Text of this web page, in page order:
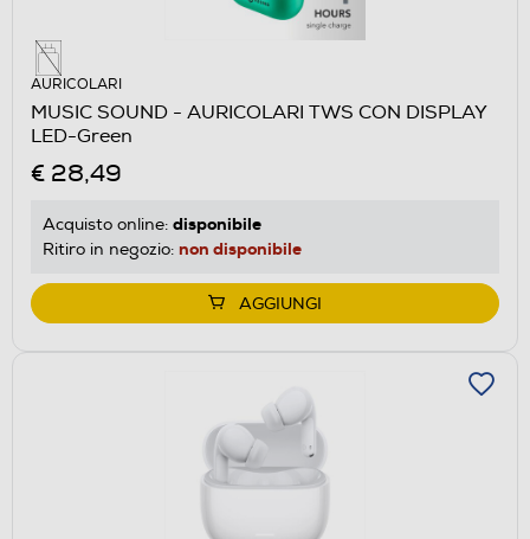
AURICOLARI
MUSIC SOUND - AURICOLARI TWS CON DISPLAY
LED-Green
€ 28,49
Acquisto online: disponibile
Ritiro in negozio: non disponibile
AGGIUNGI